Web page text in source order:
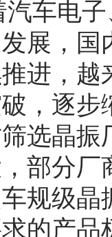
车电
展，
进，
，逐
选晶
部分
规级
的产